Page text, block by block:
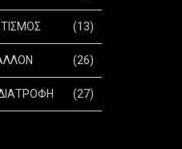
(13)
(26)
(27)